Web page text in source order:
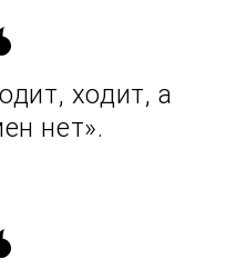
ходит, а
нет».